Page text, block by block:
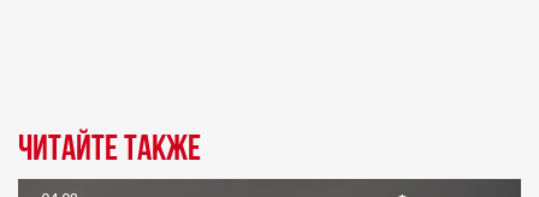
Читайте также